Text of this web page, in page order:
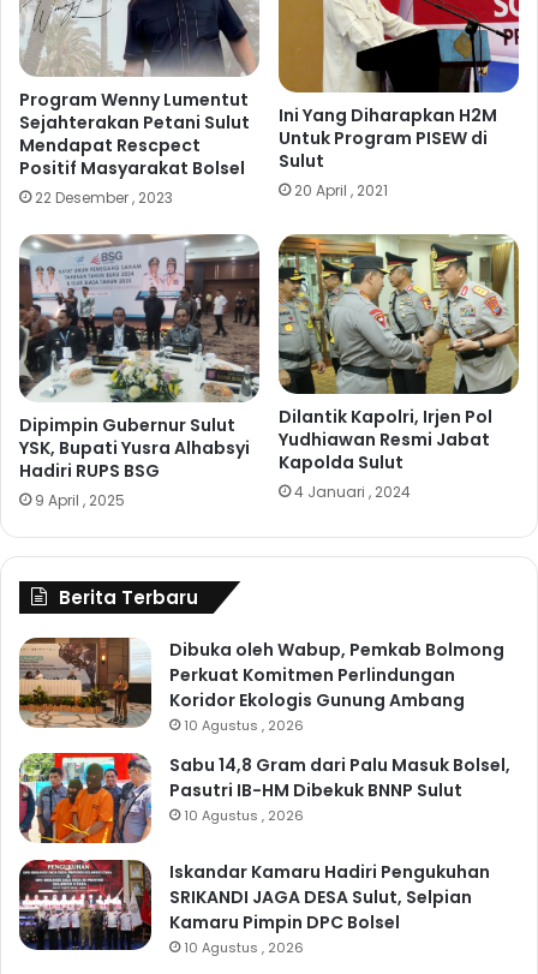
Program Wenny Lumentut
Sejahterakan Petani Sulut
Mendapat Rescpect
Positif Masyarakat Bolsel
22 Desember , 2023
Ini Yang Diharapkan H2M
Untuk Program PISEW di
Sulut
20 April , 2021
Dipimpin Gubernur Sulut
YSK, Bupati Yusra Alhabsyi
Hadiri RUPS BSG
9 April , 2025
Dilantik Kapolri, Irjen Pol
Yudhiawan Resmi Jabat
Kapolda Sulut
4 Januari , 2024
Berita Terbaru
Dibuka oleh Wabup, Pemkab Bolmong
Perkuat Komitmen Perlindungan
Koridor Ekologis Gunung Ambang
10 Agustus , 2026
Sabu 14,8 Gram dari Palu Masuk Bolsel,
Pasutri IB-HM Dibekuk BNNP Sulut
10 Agustus , 2026
Iskandar Kamaru Hadiri Pengukuhan
SRIKANDI JAGA DESA Sulut, Selpian
Kamaru Pimpin DPC Bolsel
10 Agustus , 2026